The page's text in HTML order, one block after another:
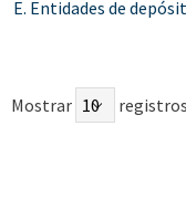
E. Entidades de
Mostrar registros